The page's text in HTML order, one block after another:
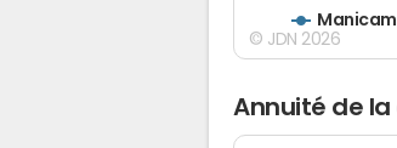
© JDN 2026
Annuité de